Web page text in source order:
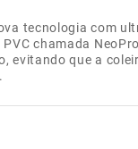
tecnologia com
chamada
evitando que a